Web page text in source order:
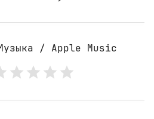
/ Apple Music